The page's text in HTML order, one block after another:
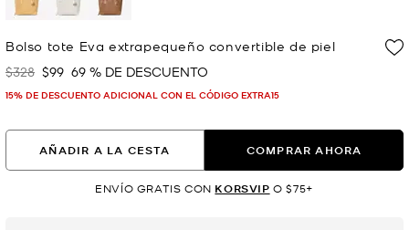
Bolso tote Eva extrapequeño convertible de piel
Era
$328 Ahora
$99 69 % DE DESCUENTO
15% DE DESCUENTO ADICIONAL CON EL CÓDIGO EXTRA15
AÑADIR A LA CESTA COMPRAR AHORA
ENVÍO GRATIS CON KORSVIP O $75+